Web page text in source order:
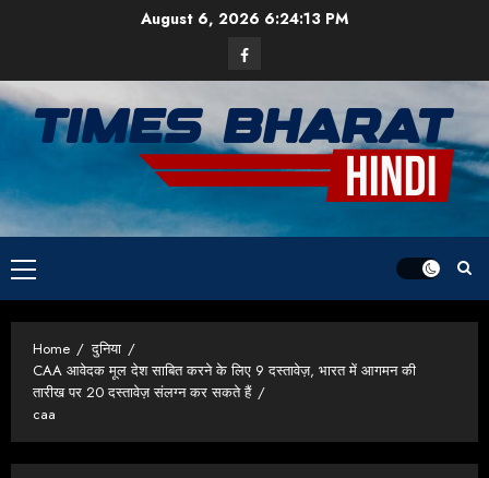
August 6, 2026 6:24:14 PM
Facebook
Primary
Menu
Home
दुनिया
CAA आवेदक मूल देश साबित करने के लिए 9 दस्तावेज़, भारत में आगमन की
तारीख पर 20 दस्तावेज़ संलग्न कर सकते हैं
caa